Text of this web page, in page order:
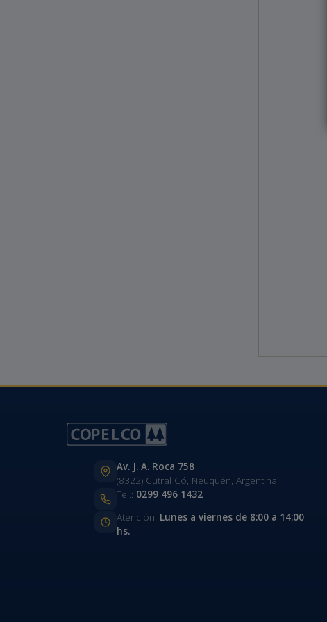
Av. J. A. Roca 758
(8322) Cutral Có, Neuquén, Argentina
Tel.: 0299 496 1432
Atención: Lunes a viernes de 8:00 a 14:00
hs.